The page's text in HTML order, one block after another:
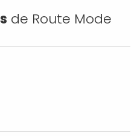
de Route Mode